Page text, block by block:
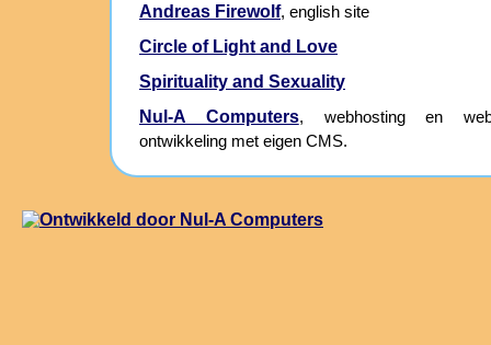
Andreas Firewolf, english site
Circle of Light and Love
Spirituality and Sexuality
Nul-A Computers, webhosting en
ontwikkeling met eigen CMS.